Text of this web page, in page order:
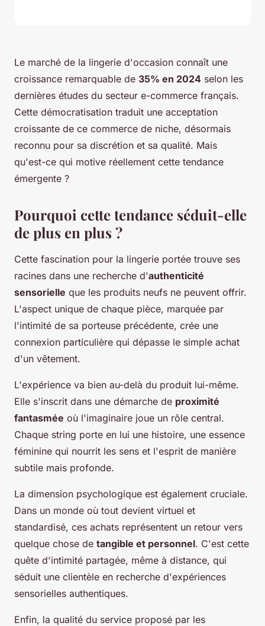
Le marché de la lingerie d'occasion connaît une
croissance remarquable de 35% en 2024 selon les
dernières études du secteur e-commerce français.
Cette démocratisation traduit une acceptation
croissante de ce commerce de niche, désormais
reconnu pour sa discrétion et sa qualité. Mais
qu'est-ce qui motive réellement cette tendance
émergente ?
Pourquoi cette tendance séduit-elle
de plus en plus ?
Cette fascination pour la lingerie portée trouve ses
racines dans une recherche d'authenticité
sensorielle que les produits neufs ne peuvent offrir.
L'aspect unique de chaque pièce, marquée par
l'intimité de sa porteuse précédente, crée une
connexion particulière qui dépasse le simple achat
d'un vêtement.
L'expérience va bien au-delà du produit lui-même.
Elle s'inscrit dans une démarche de proximité
fantasmée où l'imaginaire joue un rôle central.
Chaque string porte en lui une histoire, une essence
féminine qui nourrit les sens et l'esprit de manière
subtile mais profonde.
La dimension psychologique est également cruciale.
Dans un monde où tout devient virtuel et
standardisé, ces achats représentent un retour vers
quelque chose de tangible et personnel. C'est cette
quête d'intimité partagée, même à distance, qui
séduit une clientèle en recherche d'expériences
sensorielles authentiques.
Enfin, la qualité du service proposé par les